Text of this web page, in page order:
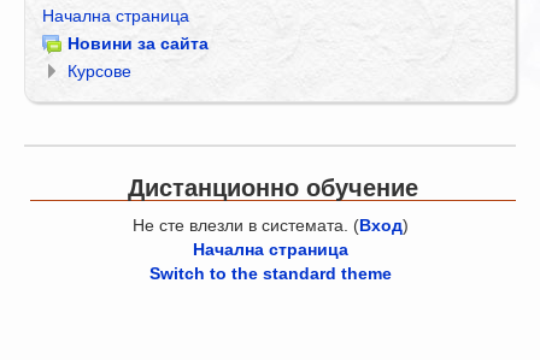
Начална страница
Новини за сайта
Курсове
Дистанционно обучение
Не сте влезли в системата. (Вход)
Начална страница
Switch to the standard theme